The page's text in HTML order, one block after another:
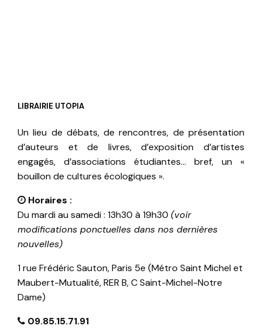
LIBRAIRIE UTOPIA
Un lieu de débats, de rencontres, de présentation
d’auteurs et de livres, d’exposition d’artistes
engagés, d’associations étudiantes… bref, un «
bouillon de cultures écologiques ».
Horaires :
Du mardi au samedi : 13h30 à 19h30 (voir
modifications ponctuelles dans nos dernières
nouvelles)
1 rue Frédéric Sauton, Paris 5e (Métro Saint Michel et
Maubert-Mutualité, RER B, C Saint-Michel-Notre
Dame)
09.85.15.71.91